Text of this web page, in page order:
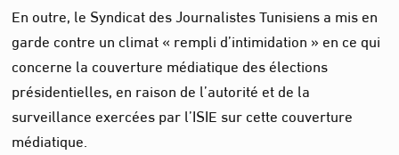
En outre, le Syndicat des Journalistes Tunisiens a mis en
garde contre un climat « rempli d’intimidation » en ce qui
concerne la couverture médiatique des élections
présidentielles, en raison de l’autorité et de la
surveillance exercées par l’ISIE sur cette couverture
médiatique.